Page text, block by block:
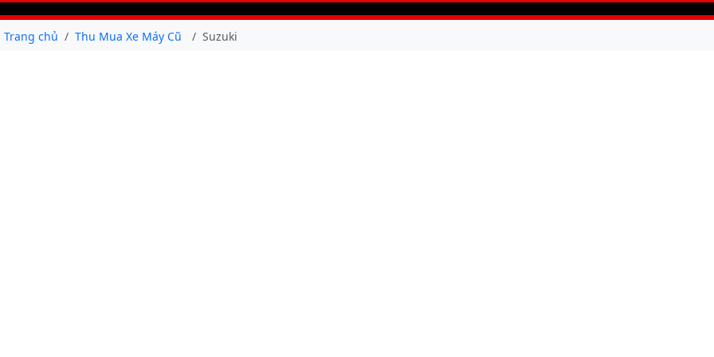
Trang chủ Thu Mua Xe Máy Cũ Suzuki